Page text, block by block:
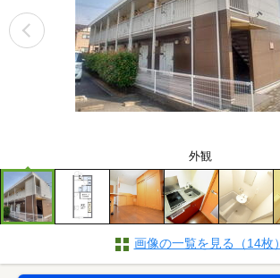
外観
画像の一覧を見る（14枚）